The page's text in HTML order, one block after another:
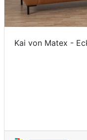
Kai von Matex -